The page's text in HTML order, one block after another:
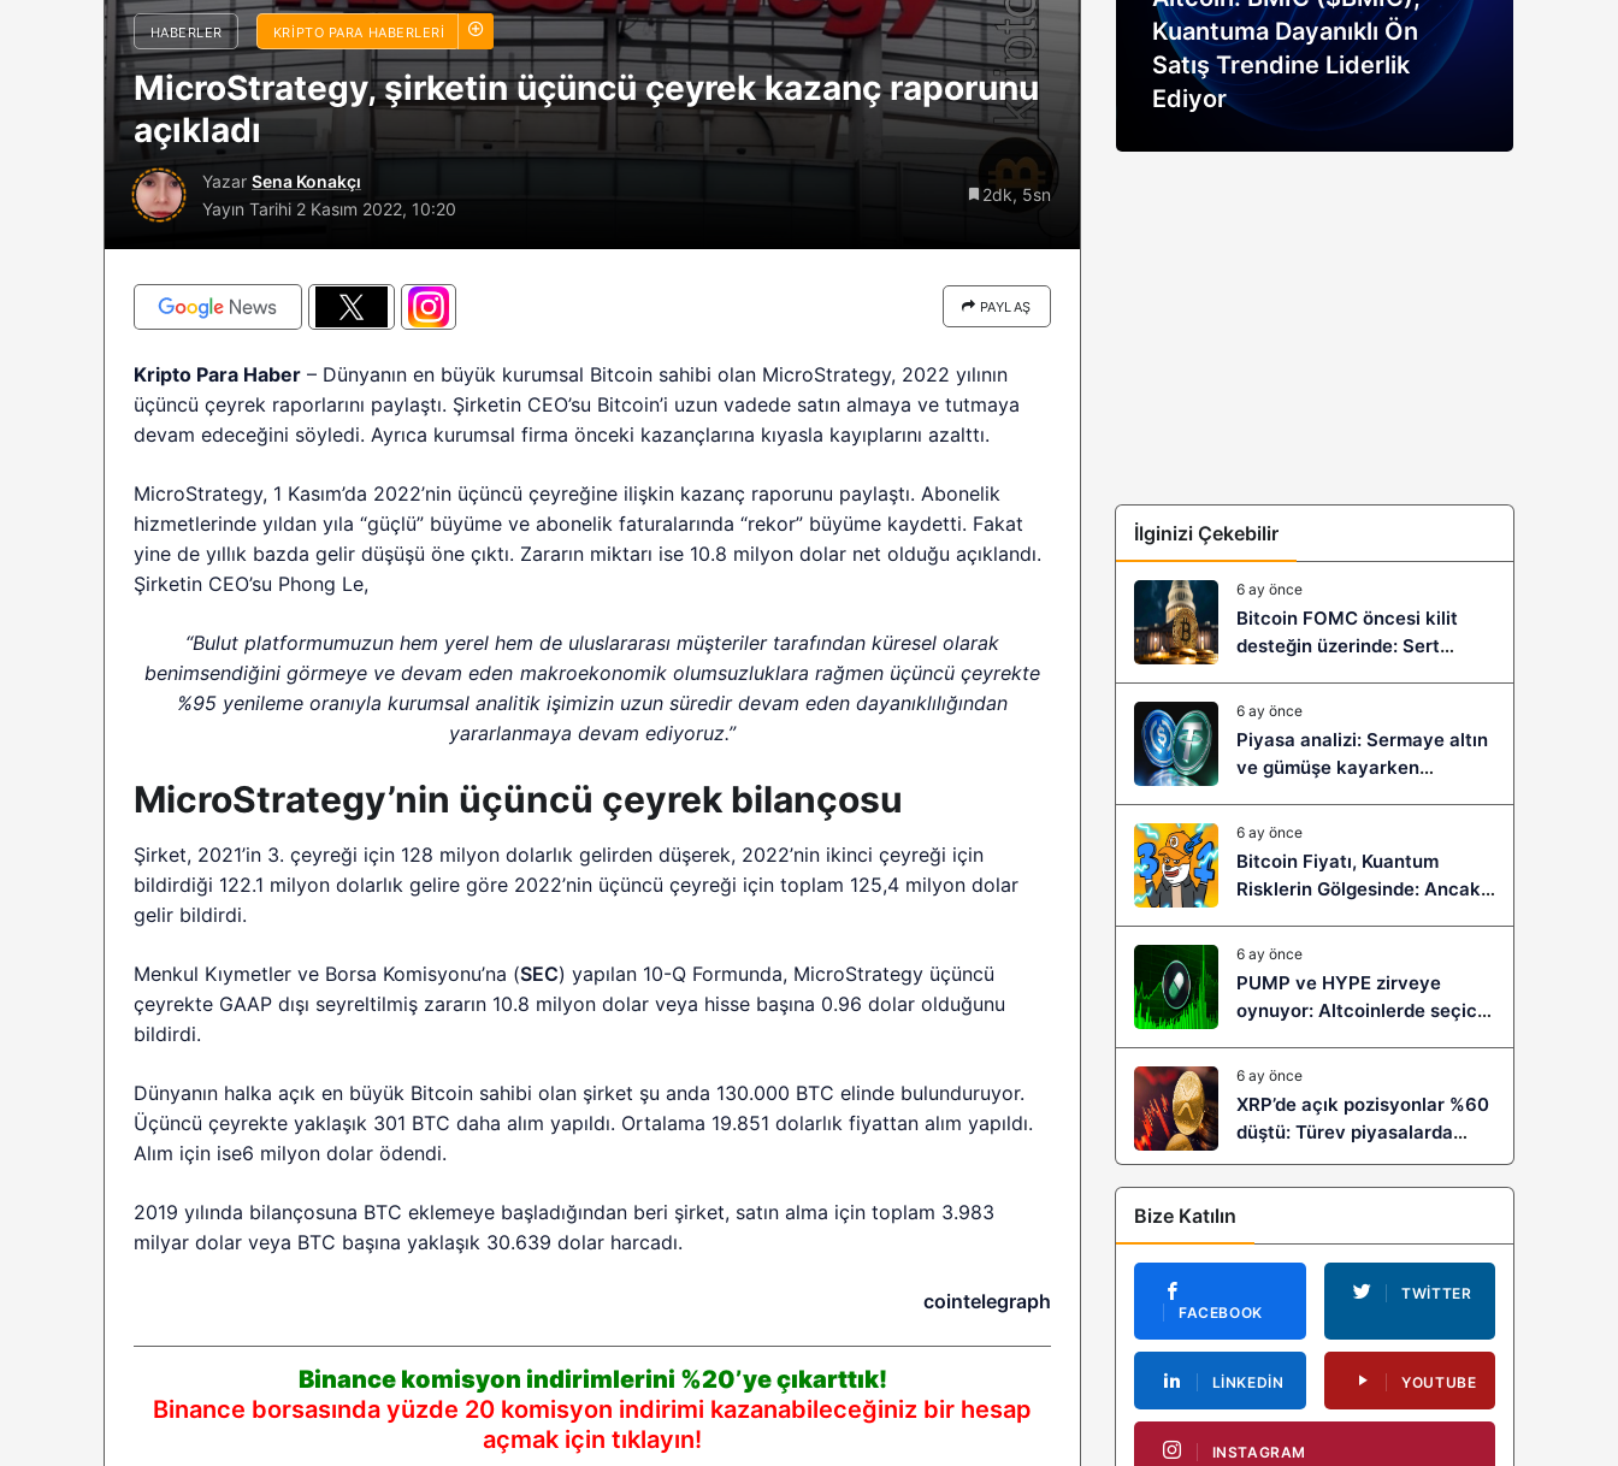
HABERLER KRIPTO PARA HABERLERI
MicroStrategy, şirketin üçüncü çeyrek kazanç raporunu
açıkladı
Yazar Sena Konakçı
Yayın Tarihi 2 Kasım 2022, 10:20
2dk, 5sn
PAYLAŞ
Kripto Para Haber – Dünyanın en büyük kurumsal Bitcoin sahibi olan MicroStrategy, 2022 yılının
üçüncü çeyrek raporlarını paylaştı. Şirketin CEO’su Bitcoin’i uzun vadede satın almaya ve tutmaya
devam edeceğini söyledi. Ayrıca kurumsal firma önceki kazançlarına kıyasla kayıplarını azalttı.
MicroStrategy, 1 Kasım’da 2022’nin üçüncü çeyreğine ilişkin kazanç raporunu paylaştı. Abonelik
hizmetlerinde yıldan yıla “güçlü” büyüme ve abonelik faturalarında “rekor” büyüme kaydetti. Fakat
yine de yıllık bazda gelir düşüşü öne çıktı. Zararın miktarı ise 10.8 milyon dolar net olduğu açıklandı.
Şirketin CEO’su Phong Le,
“Bulut platformumuzun hem yerel hem de uluslararası müşteriler tarafından küresel olarak
benimsendiğini görmeye ve devam eden makroekonomik olumsuzluklara rağmen üçüncü çeyrekte
%95 yenileme oranıyla kurumsal analitik işimizin uzun süredir devam eden dayanıklılığından
yararlanmaya devam ediyoruz.”
MicroStrategy’nin üçüncü çeyrek bilançosu
Şirket, 2021’in 3. çeyreği için 128 milyon dolarlık gelirden düşerek, 2022’nin ikinci çeyreği için
bildirdiği 122.1 milyon dolarlık gelire göre 2022’nin üçüncü çeyreği için toplam 125,4 milyon dolar
gelir bildirdi.
Menkul Kıymetler ve Borsa Komisyonu’na (SEC) yapılan 10-Q Formunda, MicroStrategy üçüncü
çeyrekte GAAP dışı seyreltilmiş zararın 10.8 milyon dolar veya hisse başına 0.96 dolar olduğunu
bildirdi.
Dünyanın halka açık en büyük Bitcoin sahibi olan şirket şu anda 130.000 BTC elinde bulunduruyor.
Üçüncü çeyrekte yaklaşık 301 BTC daha alım yapıldı. Ortalama 19.851 dolarlık fiyattan alım yapıldı.
Alım için ise6 milyon dolar ödendi.
2019 yılında bilançosuna BTC eklemeye başladığından beri şirket, satın alma için toplam 3.983
milyar dolar veya BTC başına yaklaşık 30.639 dolar harcadı.
cointelegraph
Binance komisyon indirimlerini %20’ye çıkarttık!
Binance borsasında yüzde 20 komisyon indirimi kazanabileceğiniz bir hesap
açmak için tıklayın!
sürüyor: Analistlere göre
2026 BTC çöküşü neden
sınırlı kalabilir?
Riski: Uzun Vadeli HYPER
Boğaları 31,1 Milyon Dolarlık
Birikim Yapıyor
Kuantuma Dayanıklı Ön
Satış Trendine Liderlik
Ediyor
İlginizi Çekebilir
6 ay önce
Bitcoin FOMC öncesi kilit
desteğin üzerinde: Sert
geliyor?
6 ay önce
Piyasa analizi: Sermaye altın
ve gümüşe kayarken
6 ay önce
Bitcoin Fiyatı, Kuantum
Risklerin Gölgesinde: Ancak
Sıçramaya Yaşayabilir!
6 ay önce
PUMP ve HYPE zirveye
oynuyor: Altcoinlerde seçici
6 ay önce
XRP’de açık pozisyonlar %60
düştü: Türev piyasalarda
kaldıraç temizliği yeni bir
trendin habercisi mi?
Bize Katılın
FACEBOOK
TWITTER
LINKEDIN YOUTUBE
INSTAGRAM